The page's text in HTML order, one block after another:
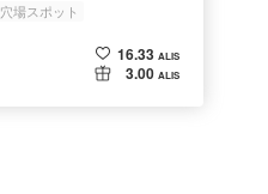
穴場スポット
16.33 ALIS
3.00 ALIS